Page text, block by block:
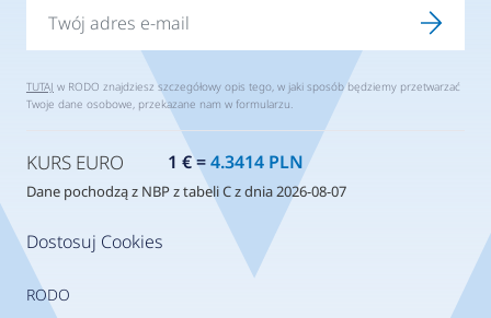
Dostosuj Cookies
RODO
TUTAJ w RODO znajdziesz szczegółowy opis tego, w jaki sposób będziemy przetwarzać
Twoje dane osobowe, przekazane nam w formularzu.
KURS EURO 1 € =4.3414 PLN
Dane pochodzą z NBP z tabeli C z dnia 2026-08-07